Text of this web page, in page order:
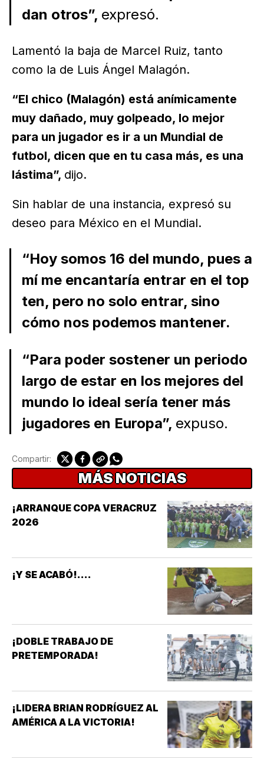
dan otros”, expresó.
Lamentó la baja de Marcel Ruiz, tanto
como la de Luis Ángel Malagón.
“El chico (Malagón) está anímicamente
muy dañado, muy golpeado, lo mejor
para un jugador es ir a un Mundial de
futbol, dicen que en tu casa más, es una
lástima”, dijo.
Sin hablar de una instancia, expresó su
deseo para México en el Mundial.
“Hoy somos 16 del mundo, pues a
mí me encantaría entrar en el top
ten, pero no solo entrar, sino
cómo nos podemos mantener.
“Para poder sostener un periodo
largo de estar en los mejores del
mundo lo ideal sería tener más
jugadores en Europa”, expuso.
Compartir:
MÁS NOTICIAS
¡ARRANQUE COPA VERACRUZ
2026
¡Y SE ACABÓ!....
¡DOBLE TRABAJO DE
PRETEMPORADA!
¡LIDERA BRIAN RODRÍGUEZ AL
AMÉRICA A LA VICTORIA!